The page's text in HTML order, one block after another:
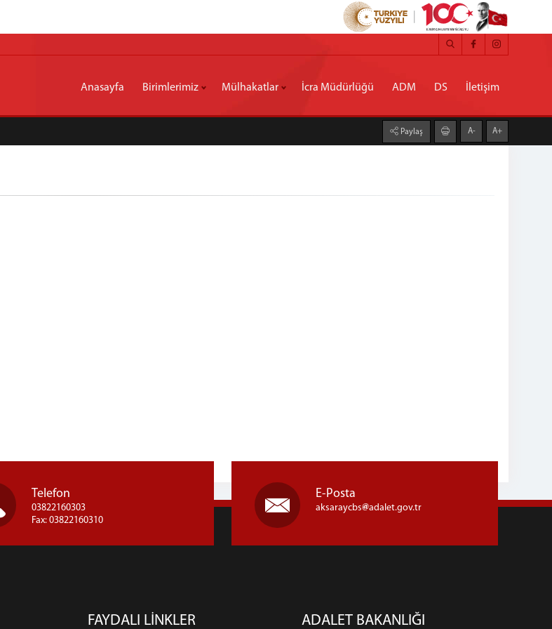
Anasayfa Birimlerimiz Mülhakatlar İcra Müdürlüğü ADM DS İletişim
Paylaş A- A+
Telefon
03822160303
Fax: 03822160310
E-Posta
aksaraycbs adalet.gov.tr
FAYDALI LİNKLER ADALET BAKANLIĞI